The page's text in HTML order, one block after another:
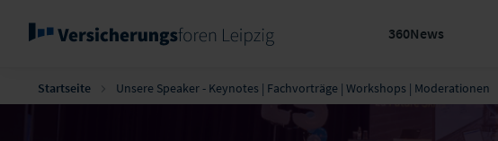
360News
Startseite Unsere Speaker - Keynotes | Fachvorträge | Workshops | Moderationen